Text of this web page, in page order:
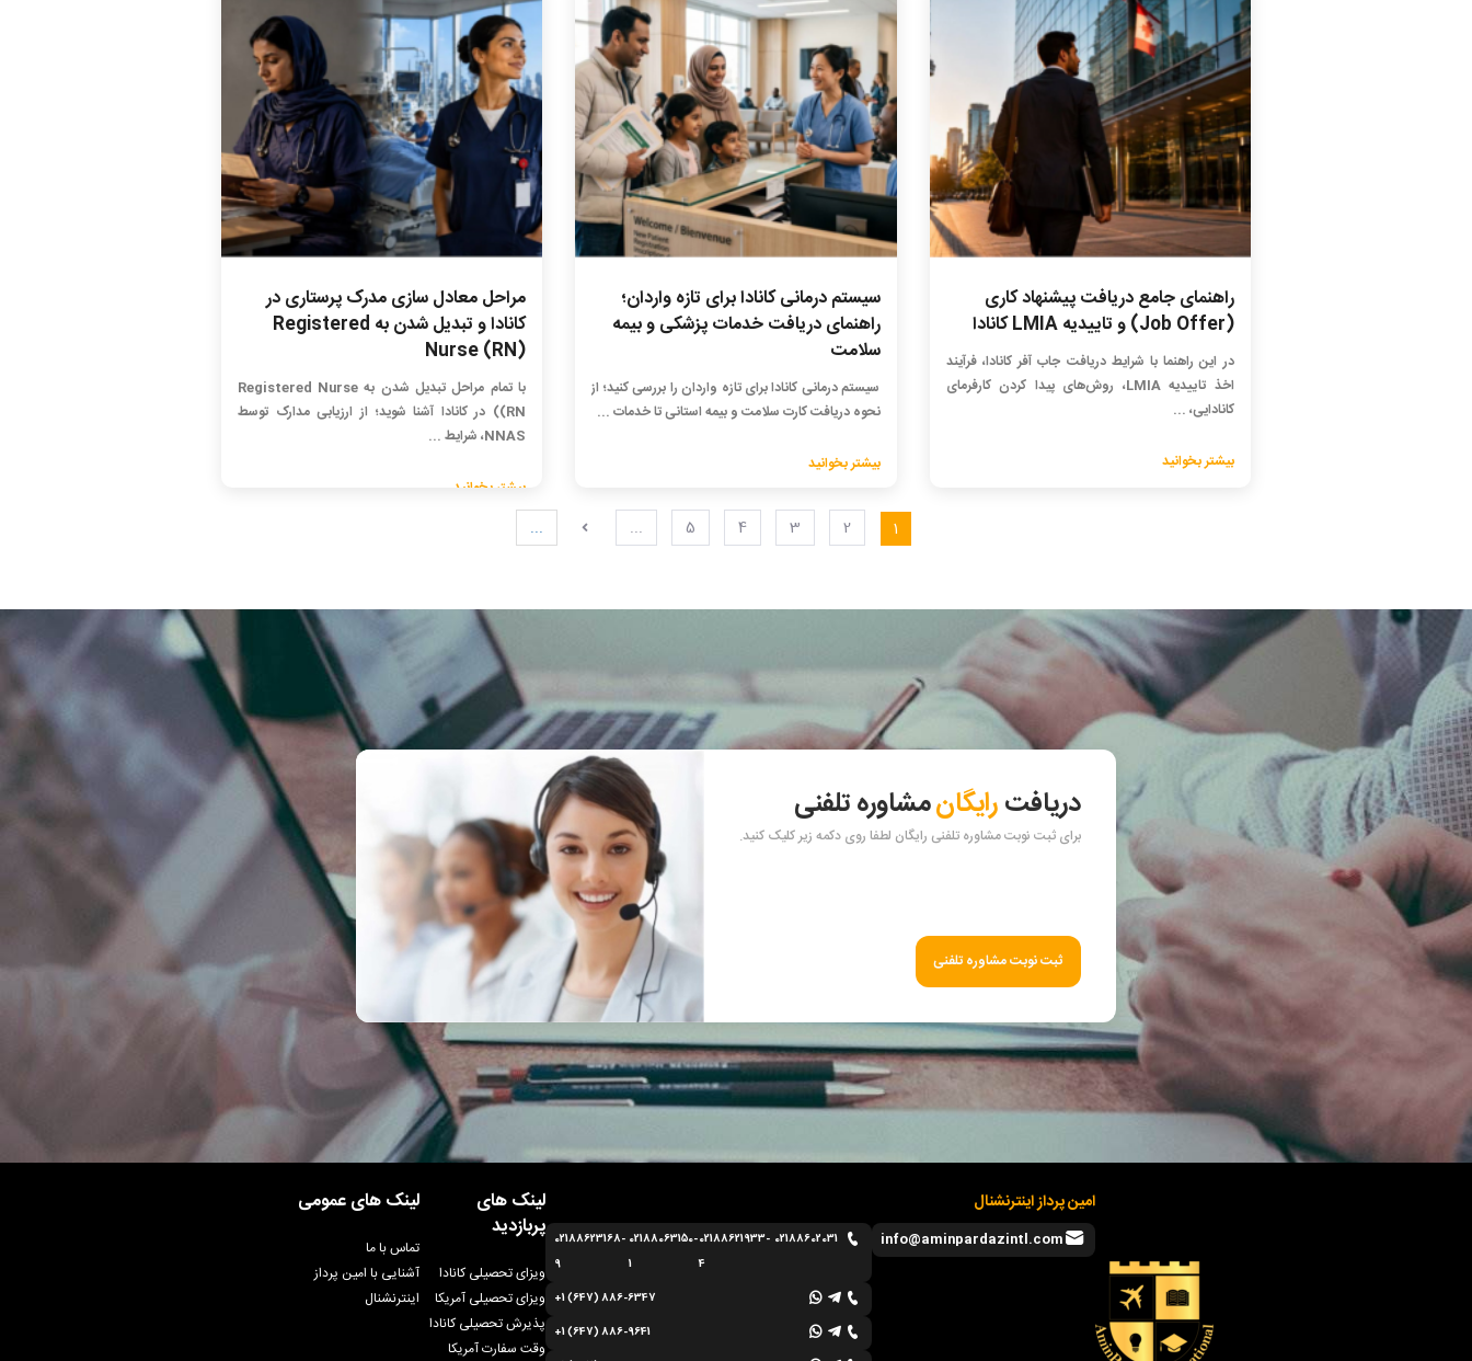
راهنمای جامع دریافت پیشنهاد کاری
(Job Offer) و تاییدیه LMIA کانادا
در این راهنما با شرایط دریافت جاب آفر کانادا، فرآیند
اخذ تاییدیه LMIA، روش‌های پیدا کردن کارفرمای
کانادایی، ...
بیشتر بخوانید
سیستم درمانی کانادا برای تازه واردان؛
راهنمای دریافت خدمات پزشکی و بیمه
سلامت
سیستم درمانی کانادا برای تازه واردان را بررسی کنید؛ از
نحوه دریافت کارت سلامت و بیمه استانی تا خدمات ...
بیشتر بخوانید
مراحل معادل سازی مدرک پرستاری در
کانادا و تبدیل شدن به Registered
Nurse (RN)
با تمام مراحل تبدیل شدن به Registered Nurse
(RN) در کانادا آشنا شوید؛ از ارزیابی مدارک توسط
NNAS، شرایط ...
بیشتر بخوانید
1
2
3
4
5
... ...
دریافترایگانمشاوره تلفنی
برای ثبت نوبت مشاوره تلفنی رایگان لطفا روی دکمه زیر کلیک کنید.
ثبت نوبت مشاوره تلفنی
امین پرداز اینترنشنال
info@aminpardazintl.com
02188623168-
9
02188063150-
1
02188621933-
4
02188602031
+1 (647) 886-6347
+1 (647) 886-9641
لینک های
پربازدید
ویزای تحصیلی کانادا
ویزای تحصیلی آمریکا
پذیرش تحصیلی کانادا
وقت سفارت آمریکا
لینک های عمومی
تماس با ما
آشنایی با امین پرداز
اینترنشنال